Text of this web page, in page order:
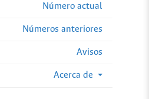
Número actual
Números anteriores
Avisos
Acerca de